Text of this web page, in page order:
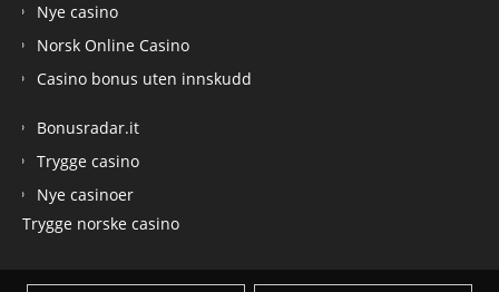
Nye casino
Norsk Online Casino
Casino bonus uten innskudd
Bonusradar.it
Trygge casino
Nye casinoer
Trygge norske casino